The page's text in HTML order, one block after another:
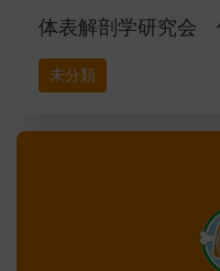
体表解剖学研究
未分類